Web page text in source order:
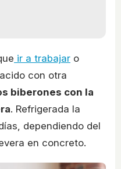
ir a trabajar o
con otra
biberones con la
. Refrigerada la
dependiendo del
en concreto.